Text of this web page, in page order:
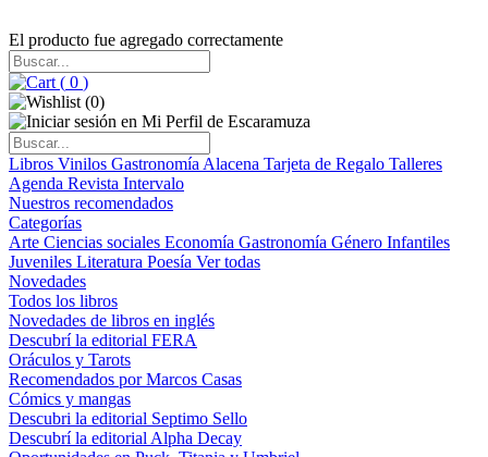
El producto fue agregado correctamente
( 0 )
(0)
Libros Vinilos Gastronomía Alacena Tarjeta de Regalo Talleres
Agenda Revista Intervalo
Nuestros recomendados
Categorías
Arte Ciencias sociales Economía Gastronomía Género Infantiles
Juveniles Literatura Poesía Ver todas
Novedades
Todos los libros
Novedades de libros en inglés
Descubrí la editorial FERA
Oráculos y Tarots
Recomendados por Marcos Casas
Cómics y mangas
Descubri la editorial Septimo Sello
Descubrí la editorial Alpha Decay